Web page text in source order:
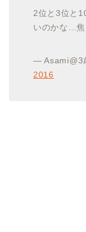
2位と3位と
いのかな…焦
— Asami@3
2016